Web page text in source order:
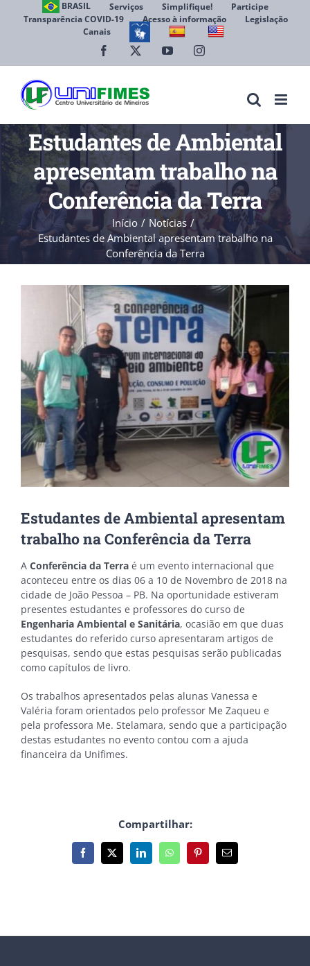
BRASIL Serviços Simplifique!
Participe
Transparência COVID-19
Acesso à informação
Legislação
Canais
Facebook YouTubeInstagram
Estudantes de Ambiental
apresentam trabalho na
Conferência da Terra
Início
Notícias
Estudantes de Ambiental apresentam trabalho na
Conferência da Terra
Estudantes de Ambiental apresentam
trabalho na Conferência da Terra
A Conferência da Terra é um evento internacional que
aconteceu entre os dias 06 a 10 de Novembro de 2018 na
cidade de João Pessoa – PB. Na oportunidade estiveram
presentes estudantes e professores do curso de
Engenharia Ambiental e Sanitária, ocasião em que duas
estudantes do referido curso apresentaram artigos de
pesquisas, sendo que estas pesquisas serão publicadas
como capítulos de livro.
Os trabalhos apresentados pelas alunas Vanessa e
Valéria foram orientados pelo professor Me Zaqueu e
pela professora Me. Stelamara, sendo que a participação
destas estudantes no evento contou com a ajuda
financeira da Unifimes.
Compartilhar:
Facebook
X LinkedInWhatsAppPinterest
E-
mail